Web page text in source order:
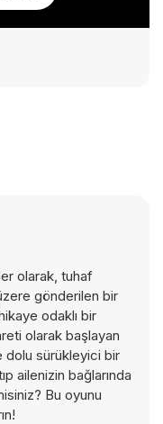
olarak, tuhaf
gönderilen bir
odaklı bir
olarak başlayan
dolu sürükleyici bir
ailenizin bağlarında
Bu oyunu